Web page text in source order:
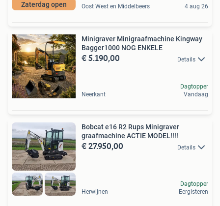
Zaterdag open Oost West en Middelbeers 4 aug 26
Minigraver Minigraafmachine Kingway
Bagger1000 NOG ENKELE
€ 5.190,00 Details
Neerkant
Dagtopper
Vandaag
Bobcat e16 R2 Rups Minigraver
graafmachine ACTIE MODEL!!!!
€ 27.950,00 Details
Herwijnen
Dagtopper
Eergisteren